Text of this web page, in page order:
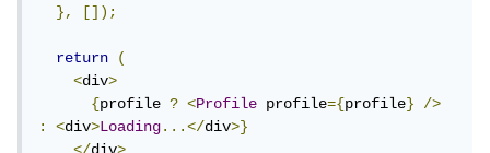
},
[]);
return
(
<div>
{profile ? <Profile profile={profile}
/>
:
<div>Loading...</div>}